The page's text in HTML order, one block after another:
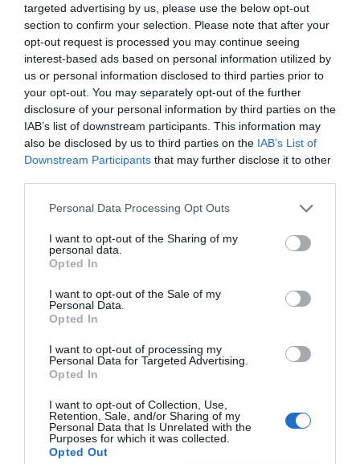
targeted advertising by us, please use the below opt-out
section to confirm your selection. Please note that after your
opt-out request is processed you may continue seeing
interest-based ads based on personal information utilized by
us or personal information disclosed to third parties prior to
your opt-out. You may separately opt-out of the further
disclosure of your personal information by third parties on the
IAB’s list of downstream participants. This information may
also be disclosed by us to third parties on the IAB’s List of
Downstream Participants that may further disclose it to other
Personal Data Processing Opt Outs
I want to opt-out of the Sharing of my
personal data.
Opted In
I want to opt-out of the Sale of my
Personal Data.
Opted In
I want to opt-out of processing my
Personal Data for Targeted Advertising.
Opted In
I want to opt-out of Collection, Use,
Retention, Sale, and/or Sharing of my
Personal Data that Is Unrelated with the
Purposes for which it was collected.
Opted Out
Hace 68 años que se puso en órbita el primer
satélite artificial, el Sputnik. Desde entonces más
de 40 países han lanzado un total de más de
21.000 satélites, de los cuales quedan unos
14.000 en órbita, 11.000 en funcionamiento.
15 de mayo: Tienes un problema con los datos
Tenéis un problema muy grande en tu empresa si
en tu empresa no tenéis ningún problema muy
grande relacionado con los datos.
14 de mayo: La historia no se repite
“Se dice que la historia se repite, pero esto no es
del todo correcto: sólo rima”.
Frase atribuida a Mrk Twain, Theodor Reik, John
Robert Colombo o James Eayrs, según la fuente